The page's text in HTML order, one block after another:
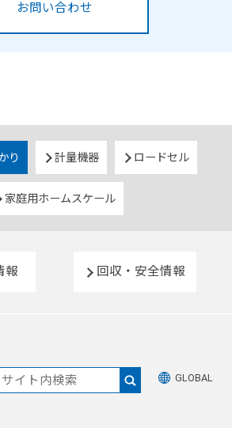
お問い合わせ
り 計量機器 ロードセル
家庭用ホームスケール
報 回収・安全情報
GLOBAL